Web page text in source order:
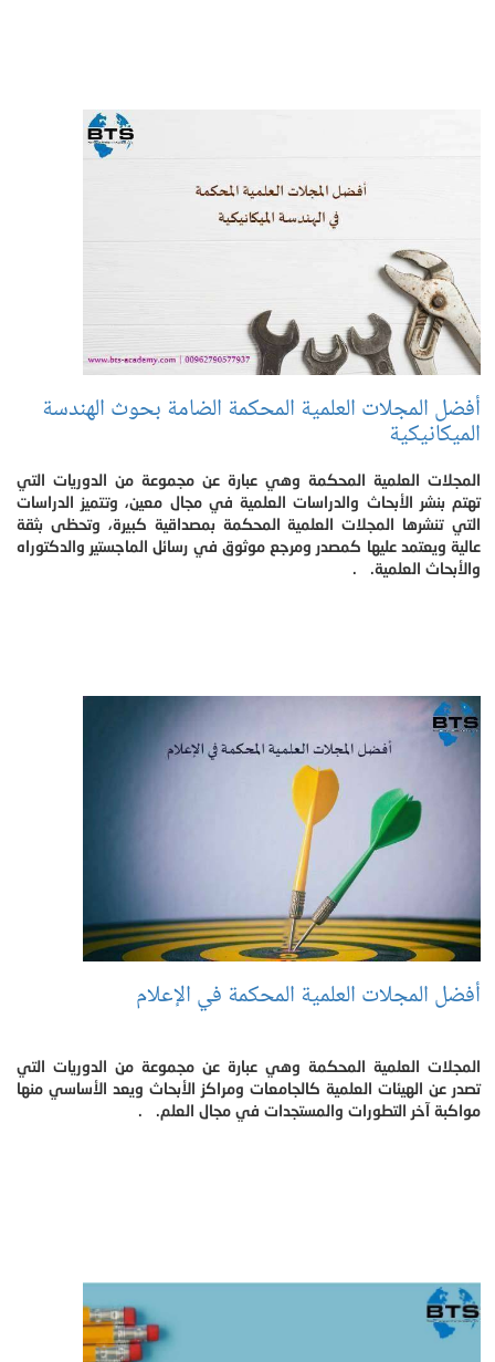
أفضل المجلات العلمية المحكمة الضامة بحوث الهندسة
الميكانيكية
المجلات العلمية المحكمة وهي عبارة عن مجموعة من الدوريات التي
تهتم بنشر الأبحاث والدراسات العلمية في مجال معين، وتتميز الدراسات
التي تنشرها المجلات العلمية المحكمة بمصداقية كبيرة، وتحظى بثقة
عالية ويعتمد عليها كمصدر ومرجع موثوق في رسائل الماجستير والدكتوراه
والأبحاث العلمية. .
أفضل المجلات العلمية المحكمة في الإعلام
المجلات العلمية المحكمة وهي عبارة عن مجموعة من الدوريات التي
تصدر عن الهيئات العلمية كالجامعات ومراكز الأبحاث ويعد الأساسي منها
مواكبة آخر التطورات والمستجدات في مجال العلم. .